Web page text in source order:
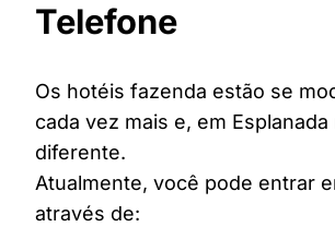
Telefone
Os hotéis fazenda estão se
cada vez mais e, em Esplanada
diferente.
Atualmente, você pode entrar
através de: